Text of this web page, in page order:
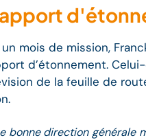
mois de mission,
d’étonnement.
de la feuille de
bonne direction générale